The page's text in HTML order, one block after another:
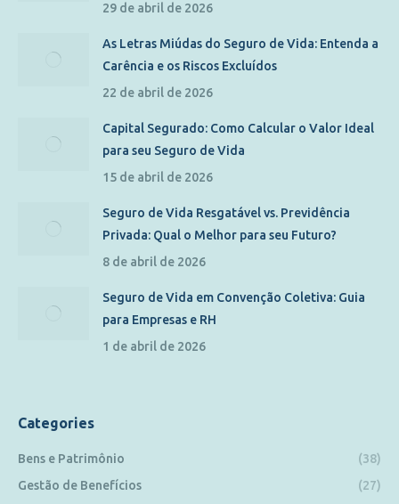
29 de abril de 2026
As Letras Miúdas do Seguro de Vida: Entenda a
Carência e os Riscos Excluídos
22 de abril de 2026
Capital Segurado: Como Calcular o Valor Ideal
para seu Seguro de Vida
15 de abril de 2026
Seguro de Vida Resgatável vs. Previdência
Privada: Qual o Melhor para seu Futuro?
8 de abril de 2026
Seguro de Vida em Convenção Coletiva: Guia
para Empresas e RH
1 de abril de 2026
Categories
Bens e Patrimônio
(38)
Gestão de Benefícios
(27)